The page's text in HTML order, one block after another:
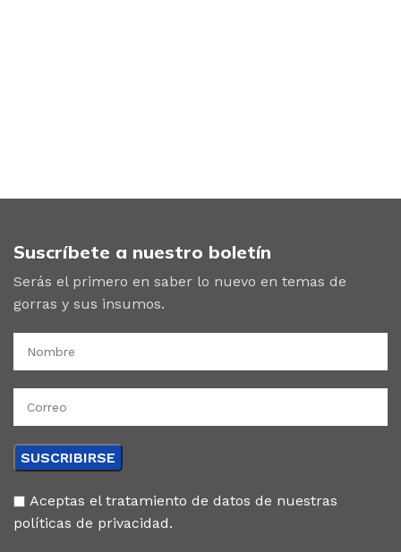
Suscríbete a nuestro boletín
Serás el primero en saber lo nuevo en temas de
gorras y sus insumos.
Aceptas el tratamiento de datos de nuestras
políticas de privacidad.